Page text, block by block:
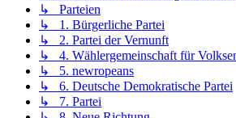
↳ Parteien
↳ 1. Bürgerliche Partei
↳ 2. Partei der Vernunft
↳ 4. Wählergemeinschaft für
↳ 5. newropeans
↳ 6. Deutsche Demokratische Partei
↳ 7. Partei